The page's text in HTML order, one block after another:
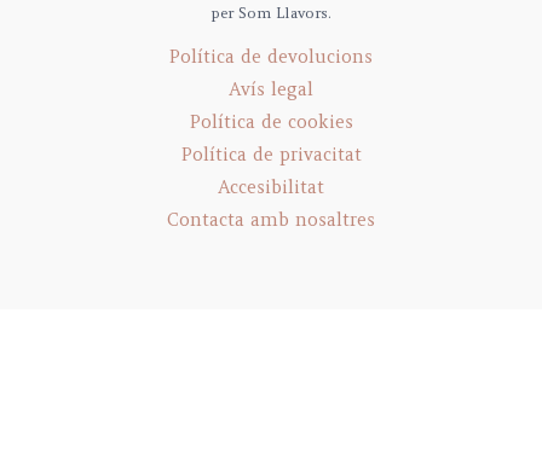
per Som Llavors.
Política de devolucions
Avís legal
Política de cookies
Política de privacitat
Accesibilitat
Contacta amb nosaltres